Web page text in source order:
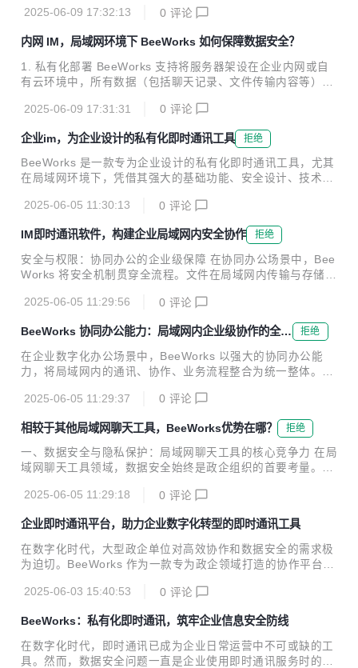
极高的组织，需确保交易信息、研发机密等敏感内容不触碰公
严守信息防线 （一）加密传输与存储 BeeWorks从诞生起就
云部署等多元方式，全方位满足不同政企单位严苛的保密需
求。在数据传输环节，运用先进加密算法，对传输中的文本、
语音、视频等各类数据加密，确保数据在传输全程不被窃取或
网风险，保障数据的绝对控制权。 （二）权限管理与审计 Be
2025-06-09 17:32:13 0 评论
内网 IM，局域网环境下 BeeWorks 如何保障数据安全？
1. 私有化部署 BeeWorks 支持将服务器架设在企业内网或自
有云环境中，所有数据（包括聊天记录、文件传输内容等）均
输，从根本上杜绝了第三方平台介入导致的数据泄露风险。 2.
加密技术 · 传输加密：BeeWorks 采用先进的加密技术，如 T
LS/SSL 协议和 256 位 AES 加密技术，对数据在传输过程中
的安全性进行保障。即使数据在传输过程中被截获，也无法被
破解读取。 · 存储加密：所有存储在服务器上的数据（包括聊
客也无法轻易获取有价值的信息。 3. 精细化权限管理 Bee
2025-06-09 17:31:31 0 评论
企业im，为企业设计的私有化即时通讯工具 拒绝
BeeWorks 是一款专为企业设计的私有化即时通讯工具，尤其
在局域网环境下，凭借其强大的基础功能、安全设计、技术优
下是其在各方面的具体表现： 基础功能 · 多样化的沟通方式：
BeeWorks 支持文字、语音、视频、表情、图片、文件等多种
消息类型，满足企业内部多样化的沟通场景。此外，还支持单
聊、群聊、密聊、部门群、千人群等多种聊天模式。 · 高效的
群组管理：企业可以根据组织架构自定义配置通讯录模板，支
顶、特别关注、消息过滤等功能，帮助用户更好地管理沟通内
2025-06-05 11:30:13 0 评论
IM即时通讯软件，构建企业局域网内安全协作 拒绝
安全与权限：协同办公的企业级保障 在协同办公场景中，Bee
Works 将安全机制贯穿全流程。文件在局域网内传输与存储时
等功能，防止敏感资料外泄；多人在线编辑文档时，可设置禁
止复制、截屏等防护措施，确保协作过程中的数据安全。权限
管理可按部门、角色、项目组灵活配置，例如限制研发部门文
档只能在局域网内访问，禁止财务数据外发至个人邮箱。 操作
日志审计功能完整记录协同办公中的每一步操作：谁访问了文
后台追溯，满足合规性要求。对于大型政企组织，还可通过部
2025-06-05 11:29:56 0 评论
BeeWorks 协同办公能力：局域网内企业级协作的全场
景重构
拒绝
在企业数字化办公场景中，BeeWorks 以强大的协同办公能
力，将局域网内的通讯、协作、业务流程整合为统一整体。作
基础功能，更通过办公工具集成、会议能力强化、业务系统对
接等维度，打造全链路协同体系，助力政企组织突破部门壁
垒，提升办公效率。 一、办公工具集成：局域网内的一站式协
作中枢 BeeWorks 将分散的办公功能整合为一体化协作平
台，在局域网环境下构建 “通讯 + 办公” 的闭环体验。企业网
特性，文件上传下载速度可达每秒百 MB 级，支持多人同时在
2025-06-05 11:29:37 0 评论
相较于其他局域网聊天工具，BeeWorks优势在哪？ 拒绝
一、数据安全与隐私保护：局域网聊天工具的核心竞争力 在局
域网聊天工具领域，数据安全始终是政企组织的首要考量。Be
务器完全搭建在企业内部局域网环境中，数据存储与传输全程
露风险。对比部分依赖云端存储的通用协作工具，BeeWorks
作为局域网聊天工具，通过 TLS 加密传输与多级权限管控
（如部门级权限、功能模块细粒度控制），实现了对聊天记
等行业对局域网聊天工具的合规性要求。 二、功能深度与场景
2025-06-05 11:29:18 0 评论
企业即时通讯平台，助力企业数字化转型的即时通讯工具
在数字化时代，大型政企单位对高效协作和数据安全的需求极
为迫切。BeeWorks 作为一款专为政企领域打造的协作平台，
能，成为了众多大型政企单位的首选。 一、高度安全稳定，保
Works 支持私有化部署，企业可将服务器架设在自身内网或自
有云环境中，从根本上杜绝了第三方平台介入导致的数据泄露
风险。所有数据，包括聊天记录、文件传输内容等，均在企业
2025-06-03 15:40:53 0 评论
BeeWorks：私有化即时通讯，筑牢企业信息安全防线
在数字化时代，即时通讯已成为企业日常运营中不可或缺的工
具。然而，数据安全问题一直是企业使用即时通讯服务时的重